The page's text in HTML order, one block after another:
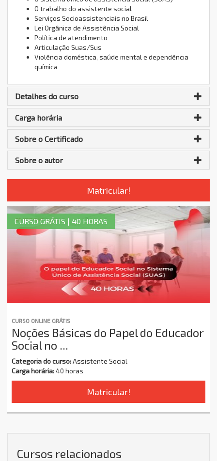
O trabalho do assistente social
Serviços Socioassistenciais no Brasil
Lei Orgânica de Assistência Social
Política de atendimento
Articulação Suas/Sus
Violência doméstica, saúde mental e dependência
química
Detalhes do curso
Carga horária
Sobre o Certificado
Sobre o autor
Matricular!
CURSO ONLINE GRÁTIS
Noções Básicas do Papel do Educador
Social no ...
Categoria do curso:Assistente Social
Carga horária:40 horas
Matricular!
CURSO GRÁTIS | 40 HORAS
Cursos relacionados